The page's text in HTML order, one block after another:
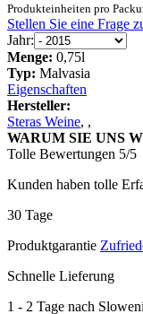
Produkteinheiten pro
Stellen Sie eine Frage
Jahr:
Menge: 0,75l
Typ: Malvasia
Eigenschaften
Hersteller:
Steras Weine, ,
WARUM SIE UNS
Tolle Bewertungen 5/5
Kunden haben tolle
30 Tage
Produktgarantie
Schnelle Lieferung
1 - 2 Tage nach